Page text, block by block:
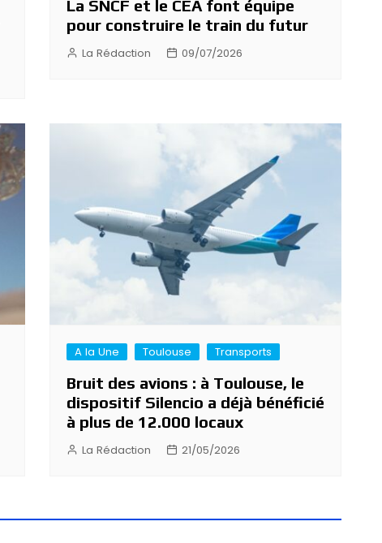
La SNCF et le CEA font équipe
pour construire le train du futur
La Rédaction 09/07/2026
A la Une Toulouse Transports
Bruit des avions : à Toulouse, le
dispositif Silencio a déjà bénéficié
à plus de 12.000 locaux
La Rédaction 21/05/2026